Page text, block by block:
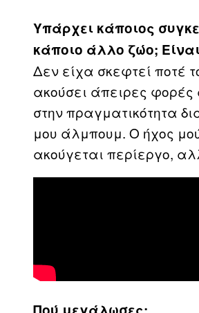
Υπάρχει κάποιος
κάποιο άλλο ζώο;
Δεν είχα σκεφτεί ποτέ
ακούσει άπειρες φορές
στην πραγματικότητα
μου άλμπουμ. Ο ήχος
ακούγεται περίεργο,